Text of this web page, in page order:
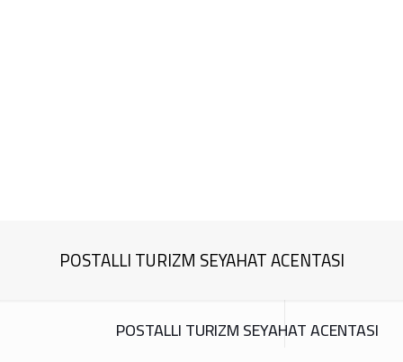
POSTALLI TURIZM SEYAHAT ACENTASI
POSTALLI TURIZM SEYAHAT ACENTASI